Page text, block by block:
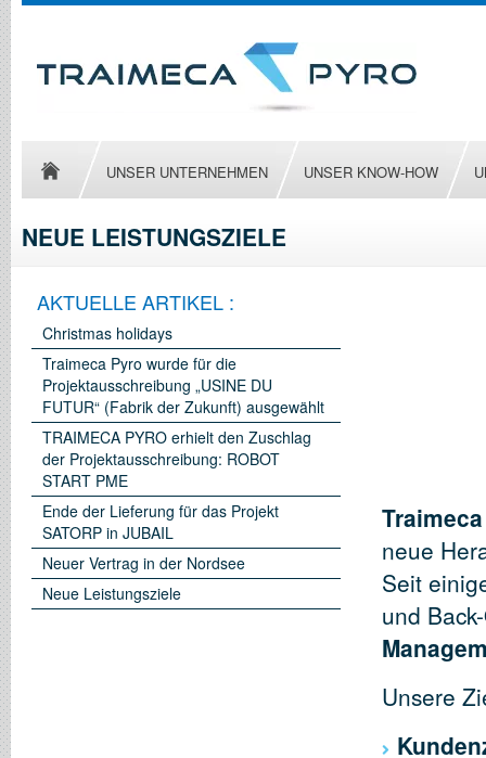
UNSER UNTERNEHMEN UNSER KNOW-HOW
NEUE LEISTUNGSZIELE
neue
Seit
und
Unsere
AKTUELLE ARTIKEL :
Christmas holidays
Traimeca Pyro wurde für die
Projektausschreibung „USINE DU
FUTUR“ (Fabrik der Zukunft) ausgewählt
TRAIMECA PYRO erhielt den Zuschlag
der Projektausschreibung: ROBOT
START PME
Ende der Lieferung für das Projekt
SATORP in JUBAIL
Neuer Vertrag in der Nordsee
Neue Leistungsziele